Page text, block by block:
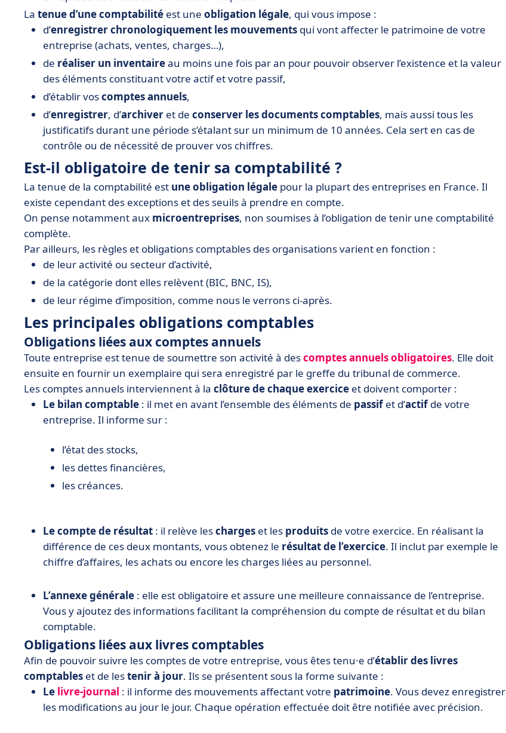
La tenue d’une comptabilité est une obligation légale, qui vous impose :
d’enregistrer chronologiquement les mouvements qui vont affecter le patrimoine de votre
entreprise (achats, ventes, charges…),
de réaliser un inventaireau moins une fois par an pour pouvoir observer l’existence et la valeur
des éléments constituant votre actif et votre passif,
d’établir voscomptes annuels,
d’enregistrer, d’archiver et de conserver les documents comptables, mais aussi tous les
justificatifs durant une période s’étalant sur un minimum de 10 années. Cela sert en cas de
contrôle ou de nécessité de prouver vos chiffres.
Est-il obligatoire de tenir sa comptabilité ?
La tenue de la comptabilité est une obligation légale pour la plupart des entreprises en France. Il
existe cependant des exceptions et des seuils à prendre en compte.
On pense notamment aux microentreprises, non soumises à l’obligation de tenir une comptabilité
complète.
Par ailleurs, les règles et obligations comptables des organisations varient en fonction :
de leur activité ou secteur d’activité,
de la catégorie dont elles relèvent (BIC, BNC, IS),
de leur régime d’imposition, comme nous le verrons ci-après.
Les principales obligations comptables
Obligations liées aux comptes annuels
Toute entreprise est tenue de soumettre son activité à descomptes annuels obligatoires. Elle doit
ensuite en fournir un exemplaire qui sera enregistré par le greffe du tribunal de commerce.
Les comptes annuels interviennent à la clôture de chaque exercice et doivent comporter :
Le bilan comptable : il met en avant l’ensemble des éléments de passifet d’actifde votre
entreprise. Il informe sur :
l’état des stocks,
les dettes financières,
les créances.
Le compte de résultat : il relève lescharges et les produits de votre exercice. En réalisant la
différence de ces deux montants, vous obtenez le résultat de l’exercice. Il inclut par exemple le
chiffre d’affaires, les achats ou encore les charges liées au personnel.
L’annexe générale : elle est obligatoire et assure une meilleure connaissance de l’entreprise.
Vous y ajoutez des informations facilitant la compréhension du compte de résultat et du bilan
comptable.
Obligations liées aux livres comptables
Afin de pouvoir suivre les comptes de votre entreprise, vous êtes tenu·e d’établir des livres
comptables et de lestenirà jour. Ils se présentent sous la forme suivante :
Le livre-journal : il informe des mouvements affectant votre patrimoine. Vous devez enregistrer
les modifications au jour le jour. Chaque opération effectuée doit être notifiée avec précision.